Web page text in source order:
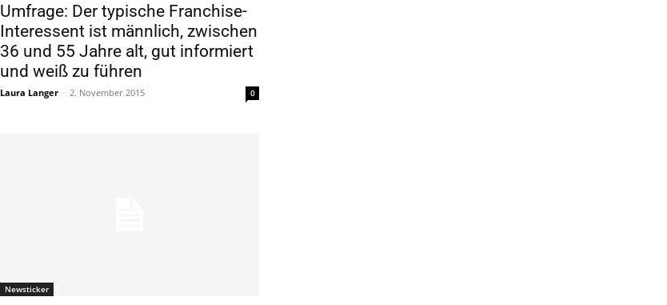
Umfrage: Der typische Franchise-
Interessent ist männlich, zwischen
36 und 55 Jahre alt, gut informiert
und weiß zu führen
Laura Langer - 2. November 2015 0
Newsticker